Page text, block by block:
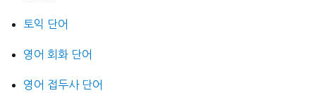
토익 단어
영어 회화 단어
영어 접두사 단어